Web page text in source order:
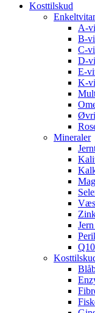
Kosttilskud
A-
B-
C-
D-
E-
K-
Mineraler
Q10